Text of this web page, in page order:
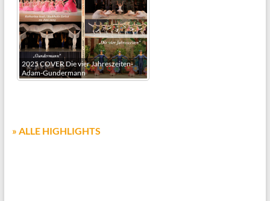
2025 COVER Die vier Jahreszeiten-
Adam-Gundermann
» ALLE HIGHLIGHTS